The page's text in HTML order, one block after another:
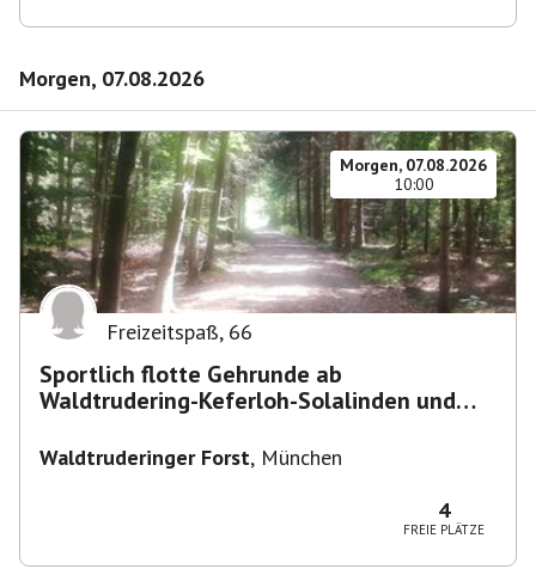
Morgen, 07.08.2026
Morgen, 07.08.2026
10:00
Freizeitspaß, 66
Sportlich flotte Gehrunde ab
Waldtrudering-Keferloh-Solalinden und
Waldtruderinger Forst, München
4
FREIE PLÄTZE